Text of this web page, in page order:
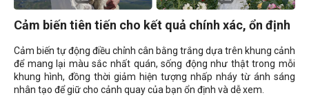
Cảm biến tiên tiến cho kết quả chính xác, ổn định
Cảm biến tự động điều chỉnh cân bằng trắng dựa trên khung cảnh
để mang lại màu sắc nhất quán, sống động như thật trong mỗi
khung hình, đồng thời giảm hiện tượng nhấp nháy từ ánh sáng
nhân tạo để giữ cho cảnh quay của bạn ổn định và dễ xem.